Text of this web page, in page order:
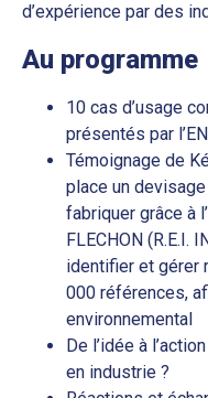
d’expérience par des
Au programme
10 cas d’usage
présentés par
Témoignage de
place un
fabriquer grâce à
FLECHON (R.E.I.
identifier et gérer
000 références,
environnemental
De l’idée à
en industrie ?